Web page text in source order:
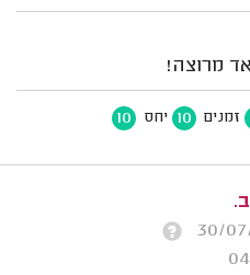
מרוצה!
זמנים 10 יחס 10